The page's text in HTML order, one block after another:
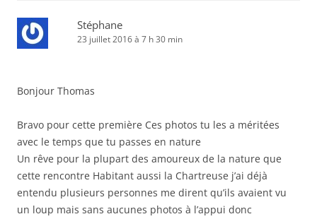
Stéphane
23 juillet 2016 à 7 h 30 min
Bonjour Thomas
Bravo pour cette première Ces photos tu les a méritées
avec le temps que tu passes en nature
Un rêve pour la plupart des amoureux de la nature que
cette rencontre Habitant aussi la Chartreuse j’ai déjà
entendu plusieurs personnes me dirent qu’ils avaient vu
un loup mais sans aucunes photos à l’appui donc